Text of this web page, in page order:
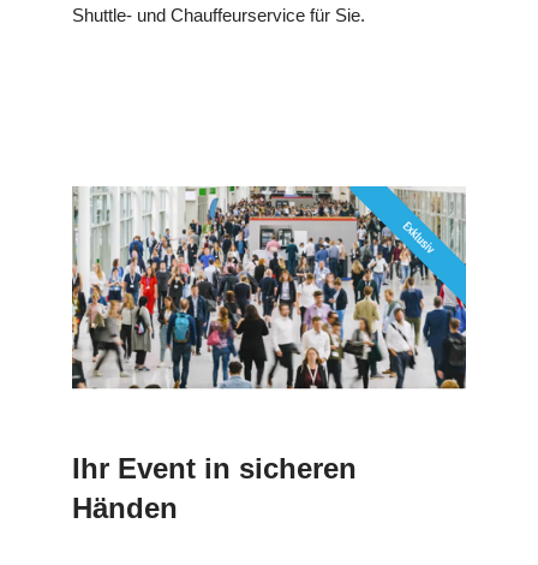
Shuttle- und Chauffeurservice für Sie.
Ihr Event in sicheren
Händen